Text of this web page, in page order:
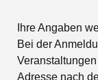
Ihre Angaben
Bei der
Adresse nach